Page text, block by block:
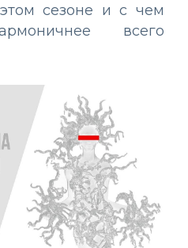
сезоне и с чем
всего